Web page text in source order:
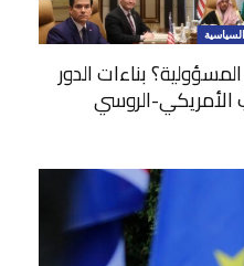
بناءات الدور
الأمريكي-الروسي